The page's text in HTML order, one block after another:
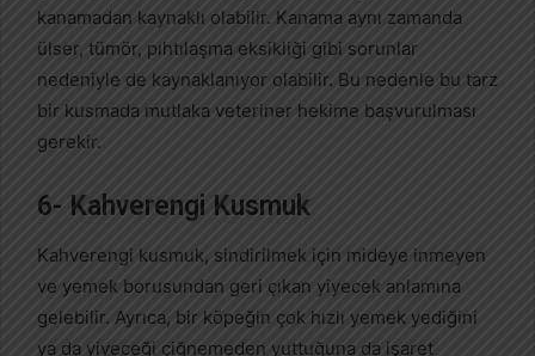
kanamadan kaynaklı olabilir. Kanama aynı zamanda
ülser, tümör, pıhtılaşma eksikliği gibi sorunlar
nedeniyle de kaynaklanıyor olabilir. Bu nedenle bu tarz
bir kusmada mutlaka veteriner hekime başvurulması
gerekir.
6- Kahverengi Kusmuk
Kahverengi kusmuk, sindirilmek için mideye inmeyen
ve yemek borusundan geri çıkan yiyecek anlamına
gelebilir. Ayrıca, bir köpeğin çok hızlı yemek yediğini
ya da yiyeceği çiğnemeden yuttuğuna da işaret